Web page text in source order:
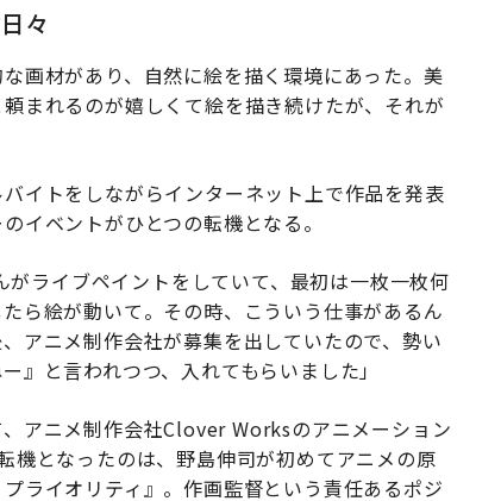
々
画材があり、自然に絵を描く環境にあった。美
まれるのが嬉しくて絵を描き続けたが、それが
イトをしながらインターネット上で作品を発表
イベントがひとつの転機となる。
ライブペイントをしていて、最初は一枚一枚何
ら絵が動いて。その時、こういう仕事があるん
アニメ制作会社が募集を出していたので、勢い
』と言われつつ、入れてもらいました」
アニメ制作会社Clover Worksのアニメーション
機となったのは、野島伸司が初めてアニメの原
ライオリティ』。作画監督という責任あるポジ